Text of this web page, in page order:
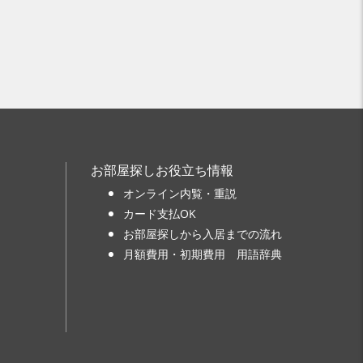
お部屋探しお役立ち情報
オンライン内覧・重説
カード支払OK
お部屋探しから入居までの流れ
月額費用・初期費用 用語辞典